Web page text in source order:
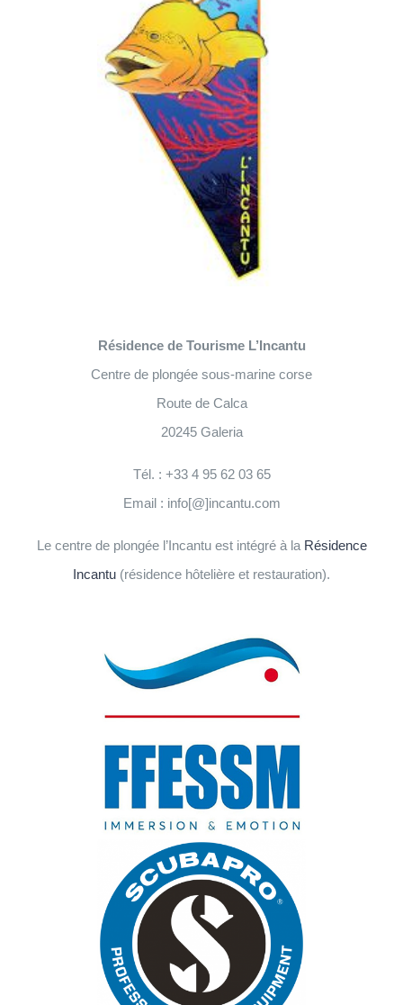
Résidence de Tourisme L’Incantu
Centre de plongée sous-marine corse
Route de Calca
20245 Galeria
Tél. : +33 4 95 62 03 65
Email : info[@]incantu.com
Le centre de plongée l’Incantu est intégré à la Résidence
Incantu (résidence hôtelière et restauration).